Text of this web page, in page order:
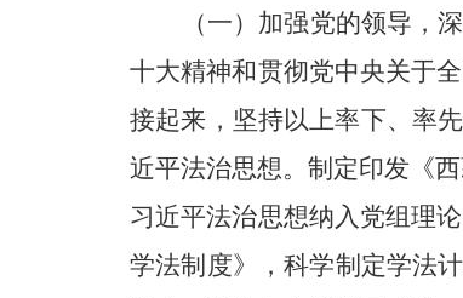
（一）加强党的领导，
十大精神和贯彻党中央关于
接起来，坚持以上率下、率
近平法治思想。制定印发《
习近平法治思想纳入党组理
学法制度》，科学制定学法